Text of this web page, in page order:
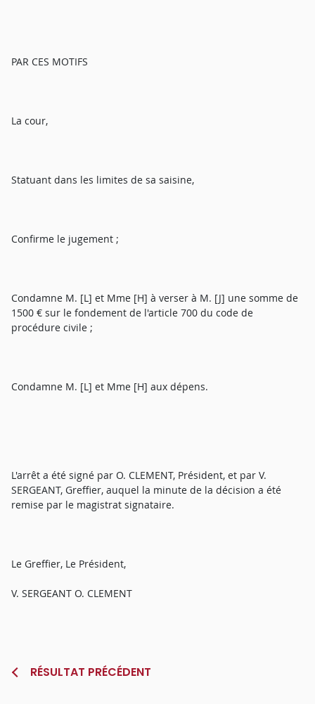
PAR CES MOTIFS
La cour,
Statuant dans les limites de sa saisine,
Confirme le jugement ;
Condamne M. [L] et Mme [H] à verser à M. [J] une somme de
1500 € sur le fondement de l'article 700 du code de
procédure civile ;
Condamne M. [L] et Mme [H] aux dépens.
L'arrêt a été signé par O. CLEMENT, Président, et par V.
SERGEANT, Greffier, auquel la minute de la décision a été
remise par le magistrat signataire.
Le Greffier, Le Président,
V. SERGEANT O. CLEMENT
RÉSULTAT PRÉCÉDENT